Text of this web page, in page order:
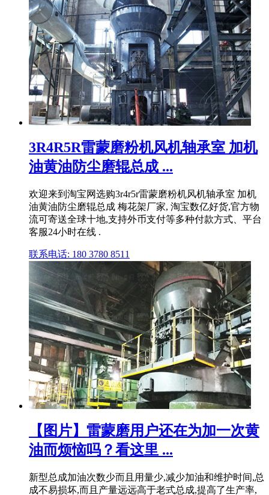
3R4R5R雷蒙磨粉机风机轴承室 加机
油黄油防尘磨辊总成 ...
欢迎来到淘宝网选购3r4r5r雷蒙磨粉机风机轴承室 加机
油黄油防尘磨辊总成 梅花架厂家, 淘宝数亿好货,官方物
流可寄送全球十地,支持外币支付等多种付款方式、平台
客服24小时在线 .
联系电话: 180 3780 8511
【图片】雷蒙磨用户还在为加一次黄
油而烦恼吗？看这里 ...
新型总成加油次数少而且用量少,减少加油和维护时间,总
成不易损坏,而且产量远远高于老式总成,提高了生产率,